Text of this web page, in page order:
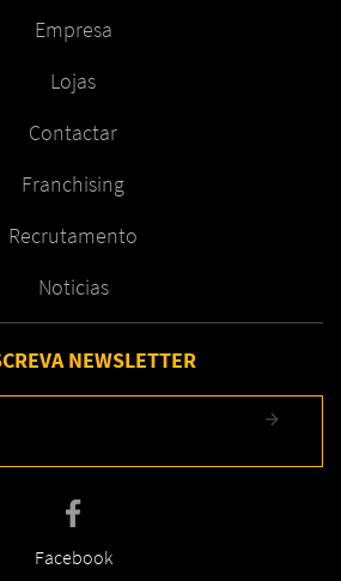
Empresa
Lojas
Contactar
Franchising
Recrutamento
Noticias
NEWSLETTER
Facebook